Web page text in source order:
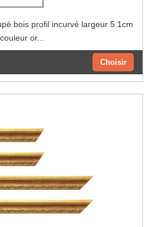
bois profil incurvé largeur 5.1cm
couleur or...
Choisir